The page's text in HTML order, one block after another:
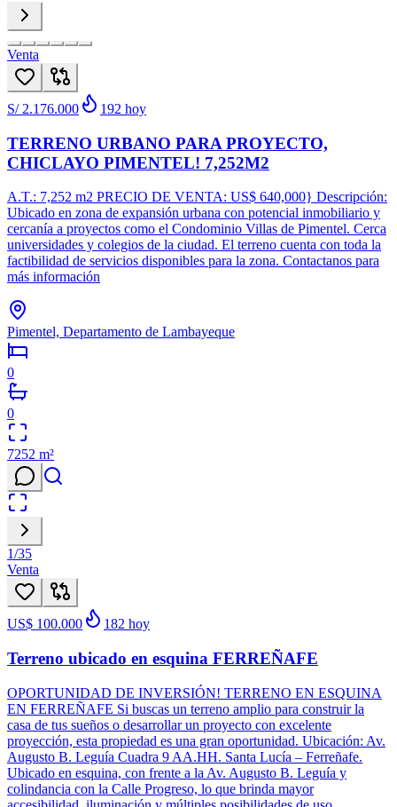
Venta
S/ 2.176.000 192 hoy
TERRENO URBANO PARA PROYECTO,
CHICLAYO PIMENTEL! 7,252M2
A.T.: 7,252 m2 PRECIO DE VENTA: US$ 640,000} Descripción:
Ubicado en zona de expansión urbana con potencial inmobiliario y
cercanía a proyectos como el Condominio Villas de Pimentel. Cerca
universidades y colegios de la ciudad. El terreno cuenta con toda la
factibilidad de servicios disponibles para la zona. Contactanos para
más información
Pimentel, Departamento de Lambayeque
0
0
7252 m²
1/35
Venta
US$ 100.000 182 hoy
Terreno ubicado en esquina FERREÑAFE
OPORTUNIDAD DE INVERSIÓN! TERRENO EN ESQUINA
EN FERREÑAFE Si buscas un terreno amplio para construir la
casa de tus sueños o desarrollar un proyecto con excelente
proyección, esta propiedad es una gran oportunidad. Ubicación: Av.
Augusto B. Leguía Cuadra 9 AA.HH. Santa Lucía – Ferreñafe.
Ubicado en esquina, con frente a la Av. Augusto B. Leguía y
colindancia con la Calle Progreso, lo que brinda mayor